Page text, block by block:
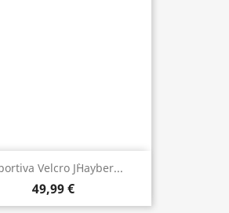
Velcro J`Hayber...
49,99 €